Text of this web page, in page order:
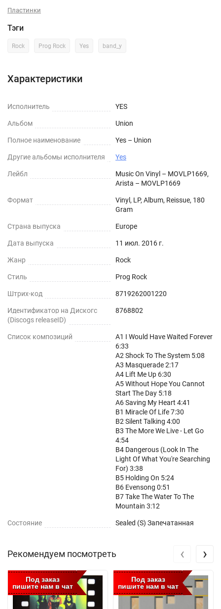
Пластинки
Тэги
Rock Prog Rock Yes band_y
Характеристики
Исполнитель YES
Альбом Union
Полное наименование Yes – Union
Другие альбомы исполнителя Yes
Лейбл
Music On Vinyl – MOVLP1669,
Arista – MOVLP1669
Формат
Vinyl, LP, Album, Reissue, 180
Gram
Страна выпуска Europe
Дата выпуска 11 июл. 2016 г.
Жанр Rock
Стиль Prog Rock
Штрих-код 8719262001220
Идентификатор на Дискогс
(Discogs releaseID)
8768802
Список композиций
A1 I Would Have Waited Forever
6:33
A2 Shock To The System 5:08
A3 Masquerade 2:17
A4 Lift Me Up 6:30
A5 Without Hope You Cannot
Start The Day 5:18
A6 Saving My Heart 4:41
B1 Miracle Of Life 7:30
B2 Silent Talking 4:00
B3 The More We Live - Let Go
4:54
B4 Dangerous (Look In The
Light Of What You're Searching
For) 3:38
B5 Holding On 5:24
B6 Evensong 0:51
B7 Take The Water To The
Mountain 3:12
Состояние Sealed (S) Запечатанная
Рекомендуем посмотреть
Под заказ
пишите нам в чат
Под заказ
пишите нам в чат
‹ ›